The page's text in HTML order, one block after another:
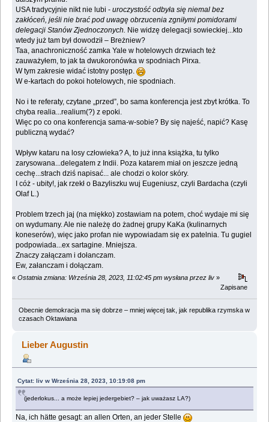
USA tradycyjnie nikt nie lubi -uroczystość odbyła się niemal bez
zakłóceń, jeśli nie brać pod uwagę obrzucenia zgniłymi pomidorami
delegacji Stanów Zjednoczonych. Nie widzę delegacji sowieckiej...kto
wtedy już tam był dowodził – Breżniew?
Taa, anachroniczność zamka Yale w hotelowych drzwiach też
zauważyłem, to jak ta dwukoronówka w spodniach Pirxa.
W tym zakresie widać istotny postęp.
W e-kartach do pokoi hotelowych, nie spodniach.
No i te referaty, czytane „przed”, bo sama konferencja jest zbyt krótka. To
chyba realia...realium(?) z epoki.
Więc po co ona konferencja sama-w-sobie? By się najeść, napić? Kasę
publiczną wydać?
Wpływ kataru na losy człowieka? A, to już inna książka, tu tylko
zarysowana...delegatem z Indii. Poza katarem miał on jeszcze jedną
cechę...strach dziś napisać... ale chodzi o kolor skóry.
I cóż - ubity!, jak rzekł o Bazyliszku wuj Eugeniusz, czyli Bardacha (czyli
Olaf L.)
Problem trzech jaj (na miękko) zostawiam na potem, choć wydaje mi się
on wydumany. Ale nie należę do żadnej grupy KaKa (kulinarnych
koneserów), więc jako profan nie wypowiadam się ex patelnia. Tu gugiel
podpowiada...ex sartagine. Mniejsza.
Znaczy załączam i dołanczam.
Ew, załanczam i dołączam.
« Ostatnia zmiana: Września 28, 2023, 11:02:45 pm wysłana przez liv »
Zapisane
Obecnie demokracja ma się dobrze – mniej więcej tak, jak republika rzymska w
czasach Oktawiana
Lieber Augustin
Cytat: liv w Września 28, 2023, 10:19:08 pm
(jederlokus... a może lepiej jedergebiet? – jak uważasz LA?)
Na, ich hätte gesagt: an allen Orten, an jeder Stelle